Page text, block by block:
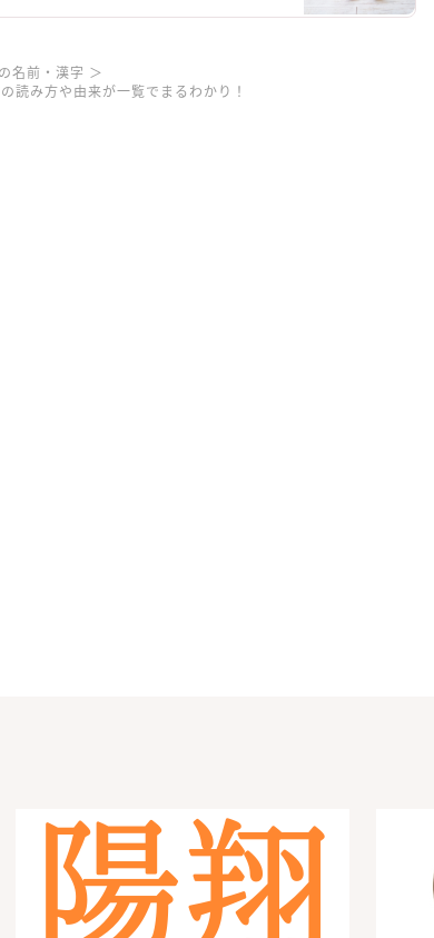
名前・漢字
読み方や由来が一覧でまるわかり！